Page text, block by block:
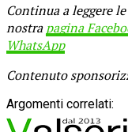
Continua a leggere
nostrapagina
WhatsApp
Contenuto
Argomenti correlati: